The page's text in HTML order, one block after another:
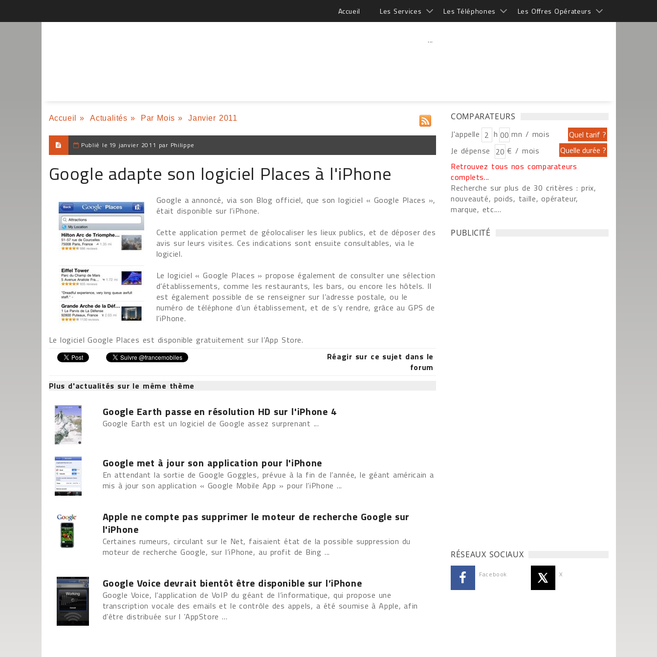
Accueil Les Services Les Téléphones Les Offres Opérateurs
...
Accueil » Actualités » Par Mois » Janvier 2011
Publié le 19 janvier 2011 par Philippe
Google adapte son logiciel Places à l'iPhone
Google a annoncé, via son Blog officiel, que son logiciel « Google Places »,
était disponible sur l’iPhone.
Cette application permet de géolocaliser les lieux publics, et de déposer des
avis sur leurs visites. Ces indications sont ensuite consultables, via le
logiciel.
Le logiciel « Google Places » propose également de consulter une sélection
d’établissements, comme les restaurants, les bars, ou encore les hôtels. Il
est également possible de se renseigner sur l’adresse postale, ou le
numéro de téléphone d’un établissement, et de s’y rendre, grâce au GPS de
l’iPhone.
Le logiciel Google Places est disponible gratuitement sur l’App Store.
Réagir sur ce sujet dans le
forum
Plus d'actualités sur le même thème
Google Earth passe en résolution HD sur l'iPhone 4
Google Earth est un logiciel de Google assez surprenant ...
Google met à jour son application pour l'iPhone
En attendant la sortie de Google Goggles, prévue à la fin de l’année, le géant américain a
mis à jour son application « Google Mobile App » pour l’iPhone ...
Apple ne compte pas supprimer le moteur de recherche Google sur
l'iPhone
Certaines rumeurs, circulant sur le Net, faisaient état de la possible suppression du
moteur de recherche Google, sur l’iPhone, au profit de Bing ...
Google Voice devrait bientôt être disponible sur l’iPhone
Google Voice, l’application de VoIP du géant de l’informatique, qui propose une
transcription vocale des emails et le contrôle des appels, a été soumise à Apple, afin
d’être distribuée sur l ’AppStore ...
COMPARATEURS
J'appelle h
mn / mois
Je dépense
€ / mois
Retrouvez tous nos comparateurs
complets...
Recherche sur plus de 30 critères : prix,
nouveauté, poids, taille, opérateur,
marque, etc....
PUBLICITÉ
RÉSEAUX SOCIAUX
Facebook X